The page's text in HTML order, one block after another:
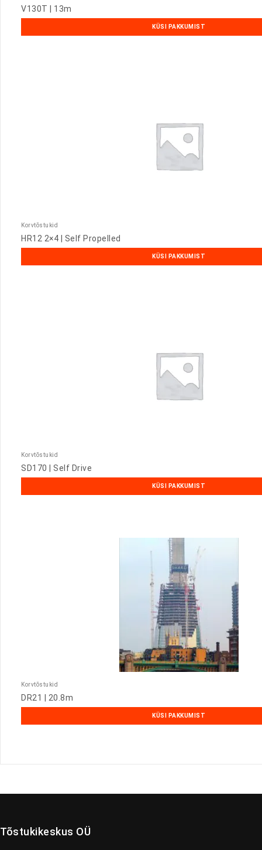
V130T | 13m
KÜSI PAKKUMIST
Korvtõstukid
HR12 2×4 | Self Propelled
KÜSI PAKKUMIST
Korvtõstukid
SD170 | Self Drive
KÜSI PAKKUMIST
Korvtõstukid
DR21 | 20.8m
KÜSI PAKKUMIST
Tõstukikeskus OÜ